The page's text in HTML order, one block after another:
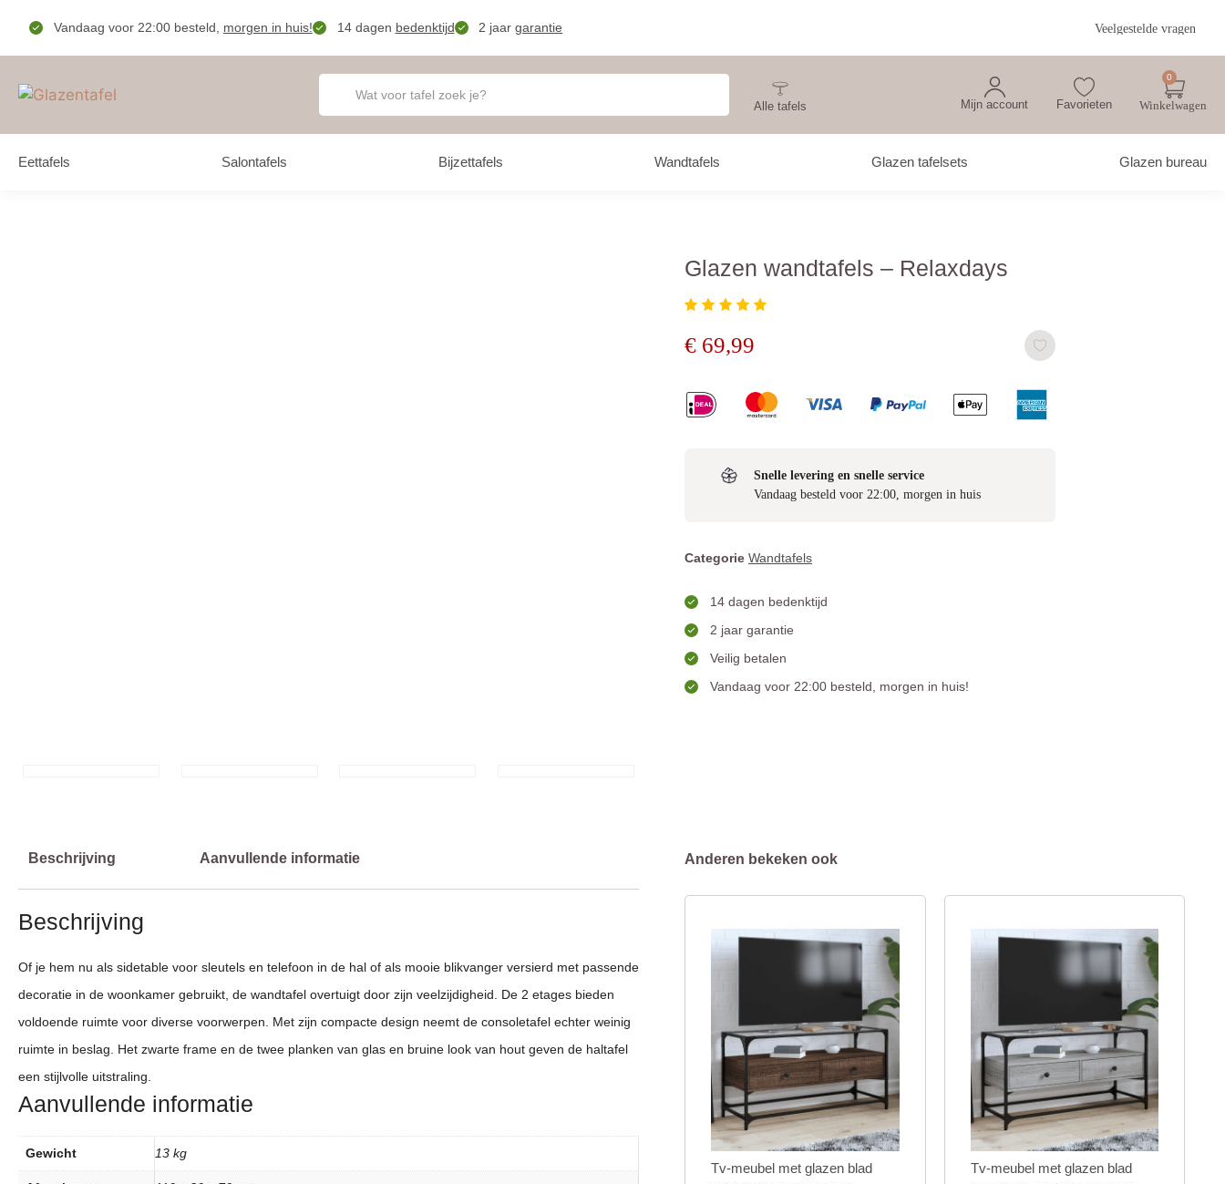
Vandaag voor 22:00 besteld, morgen in huis! 14 dagen bedenktijd 2 jaargarantie Veelgestelde vragen
Alle tafels Mijn account Favorieten
0
Eettafels Salontafels Bijzettafels Wandtafels Glazen tafelsets Glazen bureau
Glazen wandtafels – Relaxdays
€ 69,99
Snelle levering en snelle service
Vandaag besteld voor 22:00, morgen in huis
Categorie Wandtafels
14 dagen bedenktijd
2 jaar garantie
Veilig betalen
Vandaag voor 22:00 besteld, morgen in huis!
Beschrijving Aanvullende informatie
Beschrijving
Of je hem nu als sidetable voor sleutels en telefoon in de hal of als mooie blikvanger versierd met passende
decoratie in de woonkamer gebruikt, de wandtafel overtuigt door zijn veelzijdigheid. De 2 etages bieden
voldoende ruimte voor diverse voorwerpen. Met zijn compacte design neemt de consoletafel echter weinig
ruimte in beslag. Het zwarte frame en de twee planken van glas en bruine look van hout geven de haltafel
een stijlvolle uitstraling.
Aanvullende informatie
Gewicht 13 kg
Anderen bekeken ook
Tv-meubel met glazen blad
Tv-meubel met glazen blad